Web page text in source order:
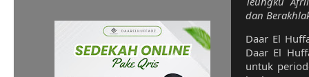
dan
Daar El
Daar El
untuk